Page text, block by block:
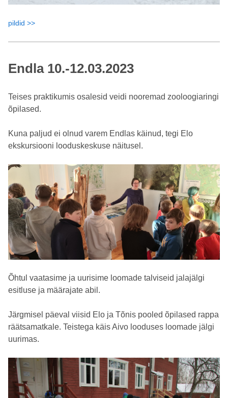
pildid >>
Endla 10.-12.03.2023
Teises praktikumis osalesid veidi nooremad zooloogiaringi
õpilased.
Kuna paljud ei olnud varem Endlas käinud, tegi Elo
ekskursiooni looduskeskuse näitusel.
Õhtul vaatasime ja uurisime loomade talviseid jalajälgi
esitluse ja määrajate abil.
Järgmisel päeval viisid Elo ja Tõnis pooled õpilased rappa
räätsamatkale. Teistega käis Aivo looduses loomade jälgi
uurimas.